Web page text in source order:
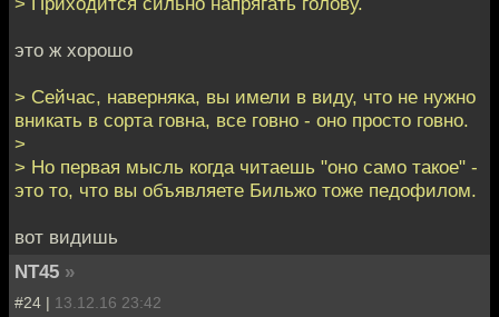
это ж хорошо
> Сейчас, наверняка, вы имели в виду, что не нужно
вникать в сорта говна, все говно - оно просто говно.
>
> Но первая мысль когда читаешь "оно само такое" -
это то, что вы объявляете Бильжо тоже педофилом.
вот видишь
NT45 »
#24 | 13.12.16 23:42